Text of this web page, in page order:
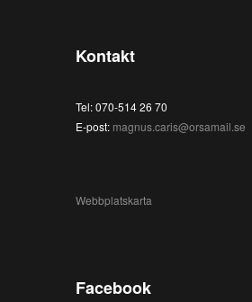
Kontakt
Tel: 070-514 26 70
E-post: magnus.caris@orsamail.se
Webbplatskarta
Facebook